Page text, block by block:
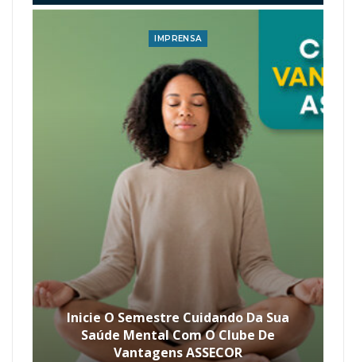
IMPRENSA
Inicie O Semestre Cuidando Da Sua
Saúde Mental Com O Clube De
Vantagens ASSECOR